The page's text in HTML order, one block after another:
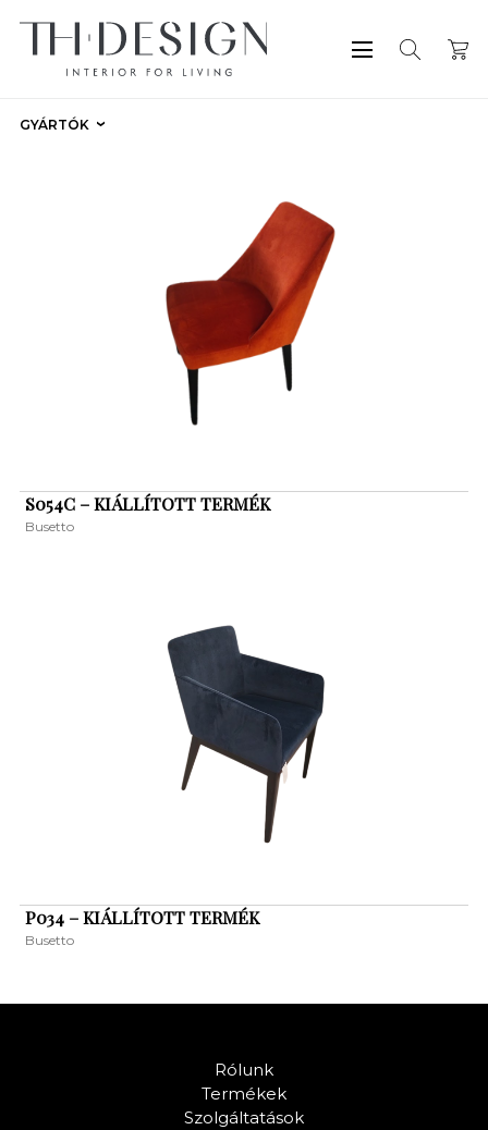
GYÁRTÓK
S054C – KIÁLLÍTOTT TERMÉK
Busetto
P034 – KIÁLLÍTOTT TERMÉK
Busetto
Rólunk
Termékek
Szolgáltatások
KERESÉS